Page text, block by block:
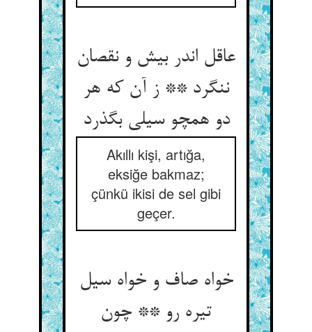
عاقل اندر بیش و نقصان
ننگرد ** ز آن که هر
دو همچو سیلی بگذرد
Akıllı kişi, artığa,
eksiğe bakmaz;
çünkü ikisi de sel gibi
geçer.
خواه صاف و خواه سیل
تیره رو ** چون